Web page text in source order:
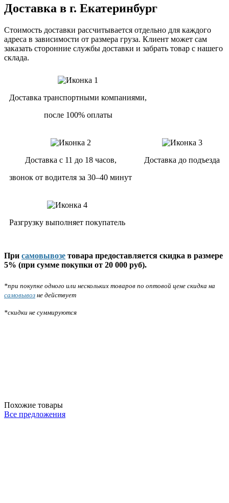
Доставка в г. Екатеринбург
Стоимость доставки рассчитывается отдельно для каждого
адреса в зависимости от размера груза. Клиент может сам
заказать сторонние службы доставки и забрать товар с нашего
склада.
Доставка транспортными компаниями,
после 100% оплаты
Доставка с 11 до 18 часов,
звонок от водителя за 30–40 минут
Доставка до подъезда
Разгрузку выполняет покупатель
При самовывозе товара предоставляется скидка в размере
5% (при сумме покупки от 20 000 руб).
*при покупке одного или нескольких товаров по оптовой цене скидка на
самовывоз не действует
*скидки не суммируются
Похожие товары
Все предложения